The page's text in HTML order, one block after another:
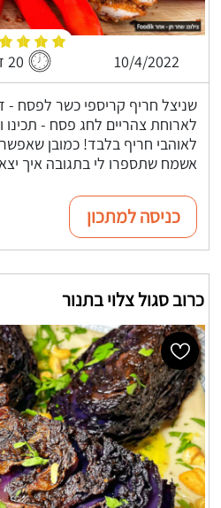
10/4/2022 20 דקות
שניצל חריף קריספי כשר לפסח -
לארוחת צהריים לחג פסח - תכינו
לאוהבי חריף בלבד! כמובן
אשמח שתספרו לי בתגובה איך
כניסה למתכון
כרוב סגול צלוי בתנור